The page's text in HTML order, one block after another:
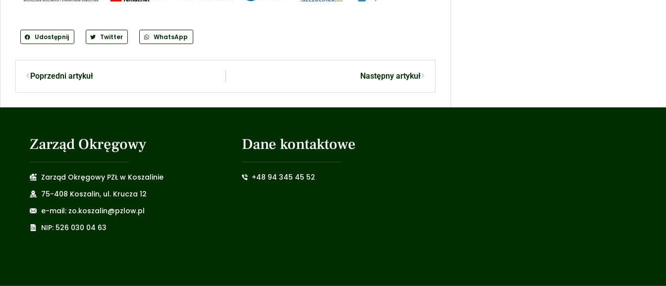
Udostępnij Twitter WhatsApp
Poprzedni artykuł Następny artykuł
Zarząd Okręgowy
Zarząd Okręgowy PZŁ w Koszalinie
75-408 Koszalin, ul. Krucza 12
e-mail: zo.koszalin@pzlow.pl
NIP: 526 030 04 63
Dane kontaktowe
+48 94 345 45 52